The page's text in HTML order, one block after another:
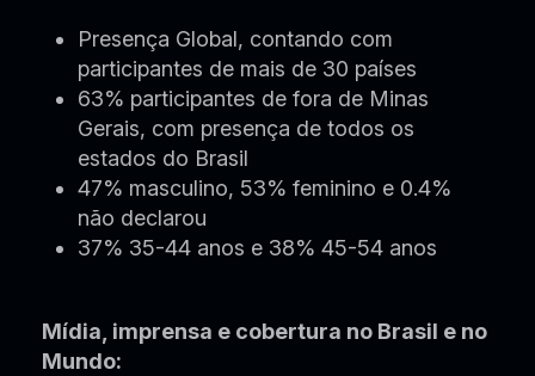
Presença Global, contando com
participantes de mais de 30 países
63% participantes de fora de Minas
Gerais, com presença de todos os
estados do Brasil
47% masculino, 53% feminino e 0.4%
não declarou
37% 35-44 anos e 38% 45-54 anos
Mídia, imprensa e cobertura no Brasil e no
Mundo: